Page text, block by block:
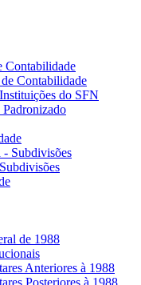
Contabilidade
Contabilidade
do SFN
Subdivisões
de 1988
Anteriores à 1988
Posteriores à 1988